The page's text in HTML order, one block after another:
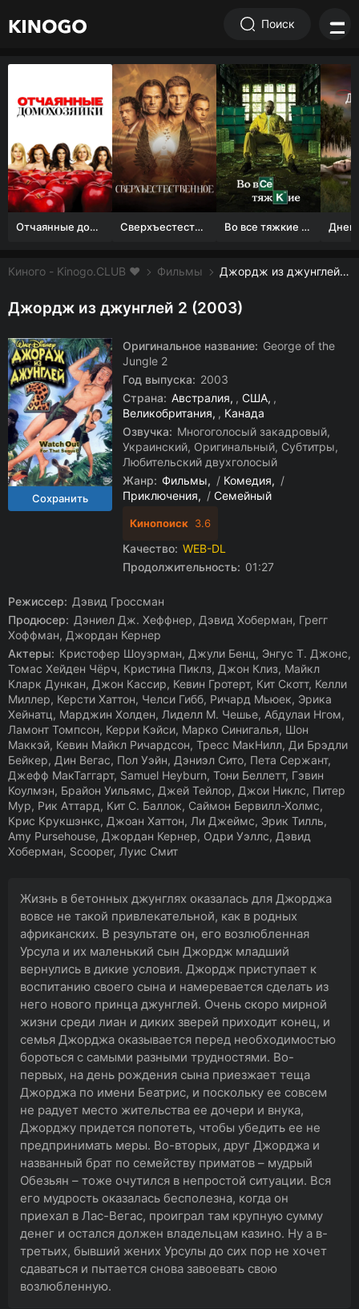
Поиск
Отчаянные домохозяйки (1 сезон) Сверхъестественное Во все тяжкие 1-5 сезон
Киного - Kinogo.CLUB ❤️ Фильмы Джордж из джунглей 2 смотреть онлайн бесплатно
Джордж из джунглей 2 (2003)
Оригинальное название: George of the
Jungle 2
Год выпуска: 2003
Страна: Австралия , США ,
Великобритания , Канада
Озвучка: Многоголосый закадровый,
Украинский, Оригинальный, Субтитры,
Любительский двухголосый
Жанр: Фильмы / Комедия
/
Приключения
/ Семейный
Кинопоиск 3.6
Качество: WEB-DL
Продолжительность: 01:27
Режиссер: Дэвид Гроссман
Продюсер: Дэниел Дж. Хеффнер, Дэвид Хоберман, Грегг
Хоффман, Джордан Кернер
Актеры: Кристофер Шоуэрман, Джули Бенц, Энгус Т. Джонс,
Томас Хейден Чёрч, Кристина Пиклз, Джон Клиз, Майкл
Кларк Дункан, Джон Кассир, Кевин Гротерт, Кит Скотт, Келли
Миллер, Керсти Хаттон, Челси Гибб, Ричард Мьюек, Эрика
Хейнатц, Марджин Холден, Лиделл М. Чешье, Абдулаи Нгом,
Ламонт Томпсон, Керри Кэйси, Марко Синигалья, Шон
Маккэй, Кевин Майкл Ричардсон, Тресс МакНилл, Ди Брэдли
Бейкер, Дин Вегас, Пол Уэйн, Дэниэл Сито, Пета Сержант,
Джефф МакТаггарт, Samuel Heyburn, Тони Беллетт, Гэвин
Коулмэн, Брайон Уильямс, Джей Тейлор, Джои Никлс, Питер
Мур, Рик Аттард, Кит С. Баллок, Саймон Бервилл-Холмс,
Крис Крукшэнкс, Джоан Хаттон, Ли Джеймс, Эрик Тилль,
Amy Pursehouse, Джордан Кернер, Одри Уэллс, Дэвид
Хоберман, Scooper, Луис Смит
Жизнь в бетонных джунглях оказалась для Джорджа
вовсе не такой привлекательной, как в родных
африканских. В результате он, его возлюбленная
Урсула и их маленький сын Джордж младший
вернулись в дикие условия. Джордж приступает к
воспитанию своего сына и намеревается сделать из
него нового принца джунглей. Очень скоро мирной
жизни среди лиан и диких зверей приходит конец, и
семья Джорджа оказывается перед необходимостью
бороться с самыми разными трудностями. Во-
первых, на день рождения сына приезжает теща
Джорджа по имени Беатрис, и поскольку ее совсем
не радует место жительства ее дочери и внука,
Джорджу придется попотеть, чтобы убедить ее не
предпринимать меры. Во-вторых, друг Джорджа и
названный брат по семейству приматов – мудрый
Обезьян – тоже очутился в непростой ситуации. Вся
его мудрость оказалась бесполезна, когда он
приехал в Лас-Вегас, проиграл там крупную сумму
денег и остался должен владельцам казино. Ну а в-
третьих, бывший жених Урсулы до сих пор не хочет
сдаваться и пытается снова завоевать свою
возлюбленную.